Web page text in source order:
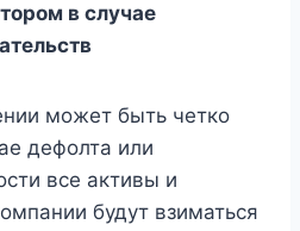
в случае
может быть четко
дефолта или
все активы и
будут взиматься